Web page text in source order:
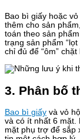
Bao bì giấy hoặc
thêm cho sản
toán theo sản
trạng sản phẩm
chỉ đủ để “ôm”
3. Phân bố
Bao bì giấy và vỏ
và có ít nhất 6 mặt.
mặt phụ trợ để sắp